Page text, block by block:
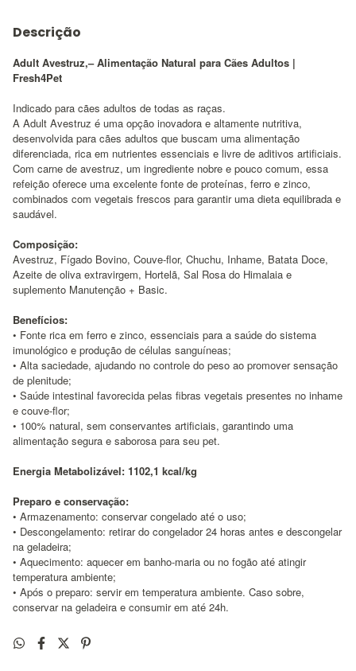
Descrição
Adult Avestruz,– Alimentação Natural para Cães Adultos |
Fresh4Pet
Indicado para cães adultos de todas as raças.
A Adult Avestruz é uma opção inovadora e altamente nutritiva,
desenvolvida para cães adultos que buscam uma alimentação
diferenciada, rica em nutrientes essenciais e livre de aditivos artificiais.
Com carne de avestruz, um ingrediente nobre e pouco comum, essa
refeição oferece uma excelente fonte de proteínas, ferro e zinco,
combinados com vegetais frescos para garantir uma dieta equilibrada e
saudável.
Composição:
Avestruz, Fígado Bovino, Couve-flor, Chuchu, Inhame, Batata Doce,
Azeite de oliva extravirgem, Hortelã, Sal Rosa do Himalaia e
suplemento Manutenção + Basic.
Benefícios:
• Fonte rica em ferro e zinco, essenciais para a saúde do sistema
imunológico e produção de células sanguíneas;
• Alta saciedade, ajudando no controle do peso ao promover sensação
de plenitude;
• Saúde intestinal favorecida pelas fibras vegetais presentes no inhame
e couve-flor;
• 100% natural, sem conservantes artificiais, garantindo uma
alimentação segura e saborosa para seu pet.
Energia Metabolizável: 1102,1 kcal/kg
Preparo e conservação:
• Armazenamento: conservar congelado até o uso;
• Descongelamento: retirar do congelador 24 horas antes e descongelar
na geladeira;
• Aquecimento: aquecer em banho-maria ou no fogão até atingir
temperatura ambiente;
• Após o preparo: servir em temperatura ambiente. Caso sobre,
conservar na geladeira e consumir em até 24h.